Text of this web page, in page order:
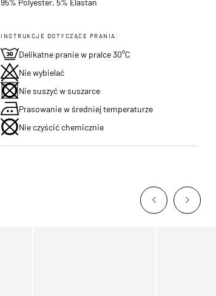
INSTRUKCJE DOTYCZĄCE PRANIA:
Delikatne pranie w pralce 30°C
Nie wybielać
Nie suszyć w suszarce
Prasowanie w średniej temperaturze
Nie czyścić chemicznie